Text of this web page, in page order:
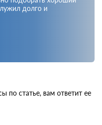
долго и
по статье, вам ответит ее